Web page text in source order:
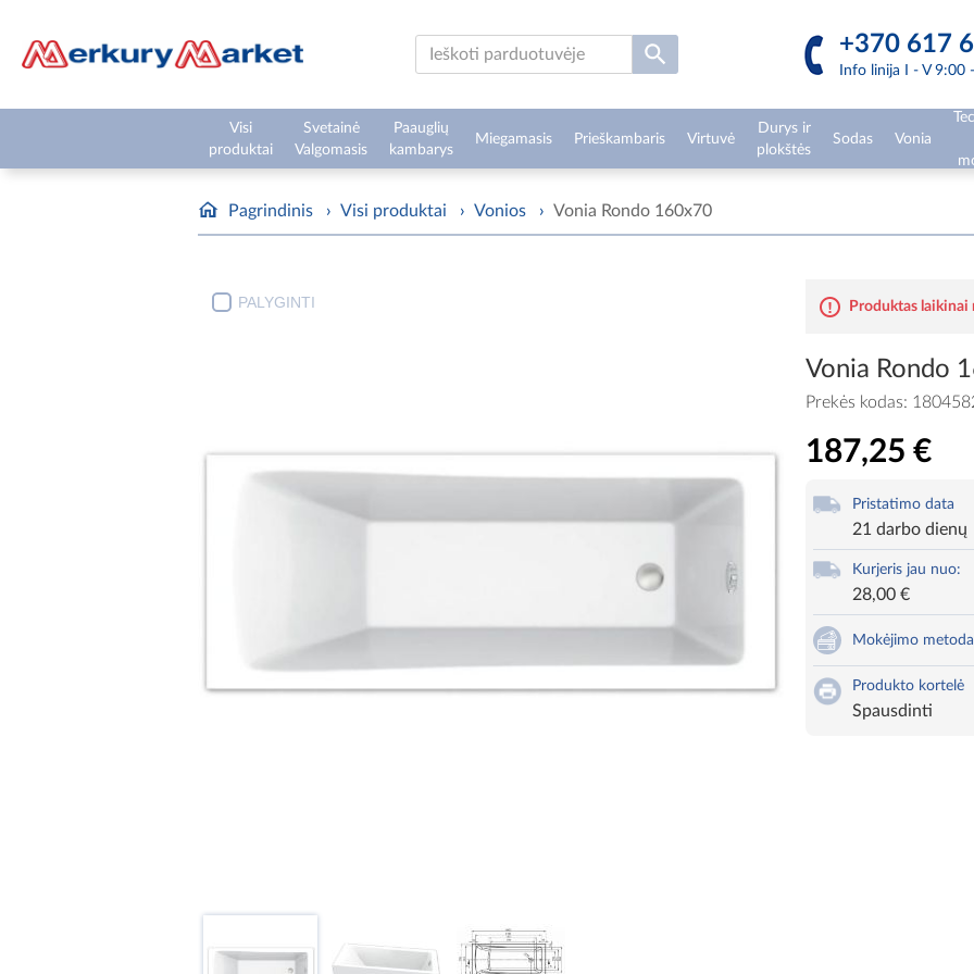
+370 617
Info linija I - V 9:00
Visi
produktai
Svetainė
Valgomasis
Paauglių
kambarys
Miegamasis Prieškambaris Virtuvė
Durys ir
plokštės
Sodas Vonia
Pagrindinis › Visi produktai › Vonios › Vonia Rondo 160x70
PALYGINTI Produktas laikinai
Vonia Rondo
Prekės kodas:
187,25 €
Pristatimo data
21 darbo dienų
Kurjeris jau nuo:
28,00 €
Mokėjimo
Produkto kortelė
Spausdinti